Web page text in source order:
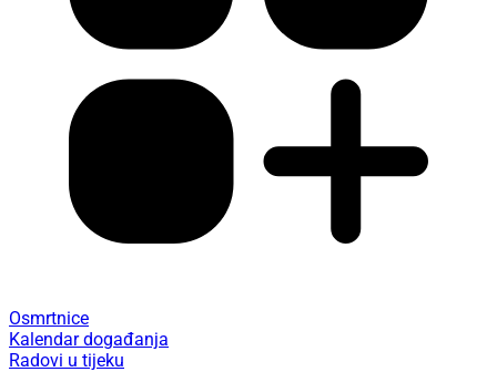
Osmrtnice
Kalendar događanja
Radovi u tijeku